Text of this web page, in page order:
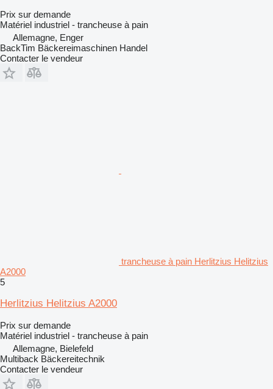
Prix sur demande
Matériel industriel - trancheuse à pain
Allemagne, Enger
BackTim Bäckereimaschinen Handel
Contacter le vendeur
trancheuse à pain Herlitzius Helitzius
A2000
5
Herlitzius Helitzius A2000
Prix sur demande
Matériel industriel - trancheuse à pain
Allemagne, Bielefeld
Multiback Bäckereitechnik
Contacter le vendeur